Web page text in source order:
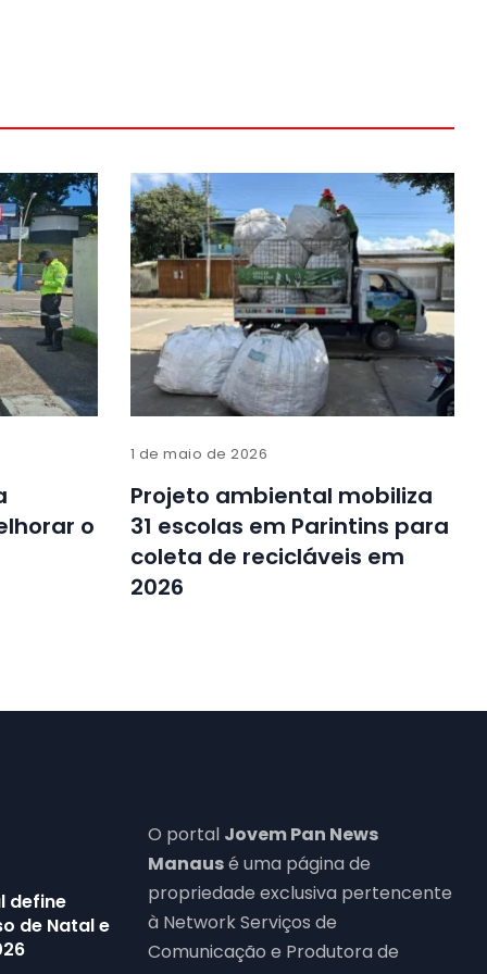
o
1 de maio de 2026
Projeto ambiental mobiliza
31 escolas em Parintins para
coleta de recicláveis em
2026
define
de Natal e
O portal Jovem Pan News
Manausé uma página de
propriedade exclusiva pertencente
à Network Serviços de
Comunicação e Produtora de